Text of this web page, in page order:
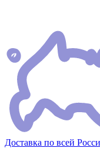
Доставка по всей